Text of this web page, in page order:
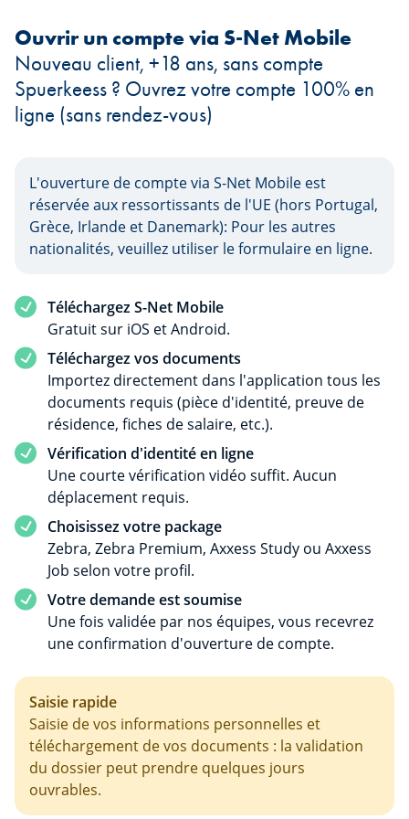
Ouvrir un compte via S-Net Mobile
Nouveau client, +18 ans, sans compte
Spuerkeess ? Ouvrez votre compte 100% en
ligne (sans rendez-vous)
L'ouverture de compte via S-Net Mobile est
réservée aux ressortissants de l'UE (hors Portugal,
Grèce, Irlande et Danemark): Pour les autres
nationalités, veuillez utiliser le formulaire en ligne.
Téléchargez S-Net Mobile
Gratuit sur iOS et Android.
Téléchargez vos documents
Importez directement dans l'application tous les
documents requis (pièce d'identité, preuve de
résidence, fiches de salaire, etc.).
Vérification d'identité en ligne
Une courte vérification vidéo suffit. Aucun
déplacement requis.
Choisissez votre package
Zebra, Zebra Premium, Axxess Study ou Axxess
Job selon votre profil.
Votre demande est soumise
Une fois validée par nos équipes, vous recevrez
une confirmation d'ouverture de compte.
Saisie rapide
Saisie de vos informations personnelles et
téléchargement de vos documents : la validation
du dossier peut prendre quelques jours
ouvrables.